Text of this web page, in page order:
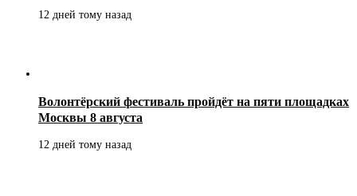
12 дней тому назад
Волонтёрский фестиваль пройдёт на пяти площадках
Москвы 8 августа
12 дней тому назад